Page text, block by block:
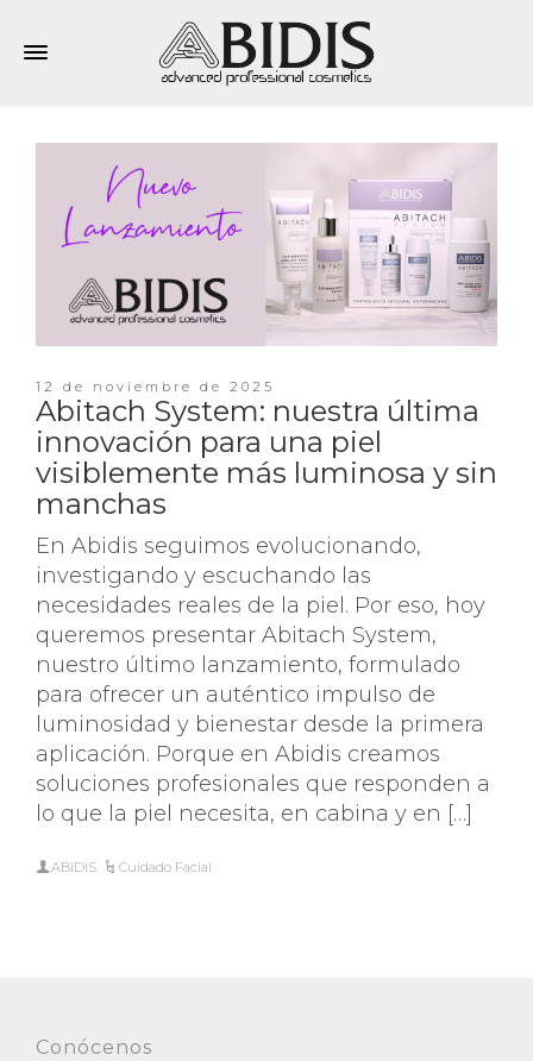
12 de noviembre de 2025
Abitach System: nuestra última
innovación para una piel
visiblemente más luminosa y sin
manchas
En Abidis seguimos evolucionando,
investigando y escuchando las
necesidades reales de la piel. Por eso, hoy
queremos presentar Abitach System,
nuestro último lanzamiento, formulado
para ofrecer un auténtico impulso de
luminosidad y bienestar desde la primera
aplicación. Porque en Abidis creamos
soluciones profesionales que responden a
lo que la piel necesita, en cabina y en […]
ABIDIS Cuidado Facial
Conócenos